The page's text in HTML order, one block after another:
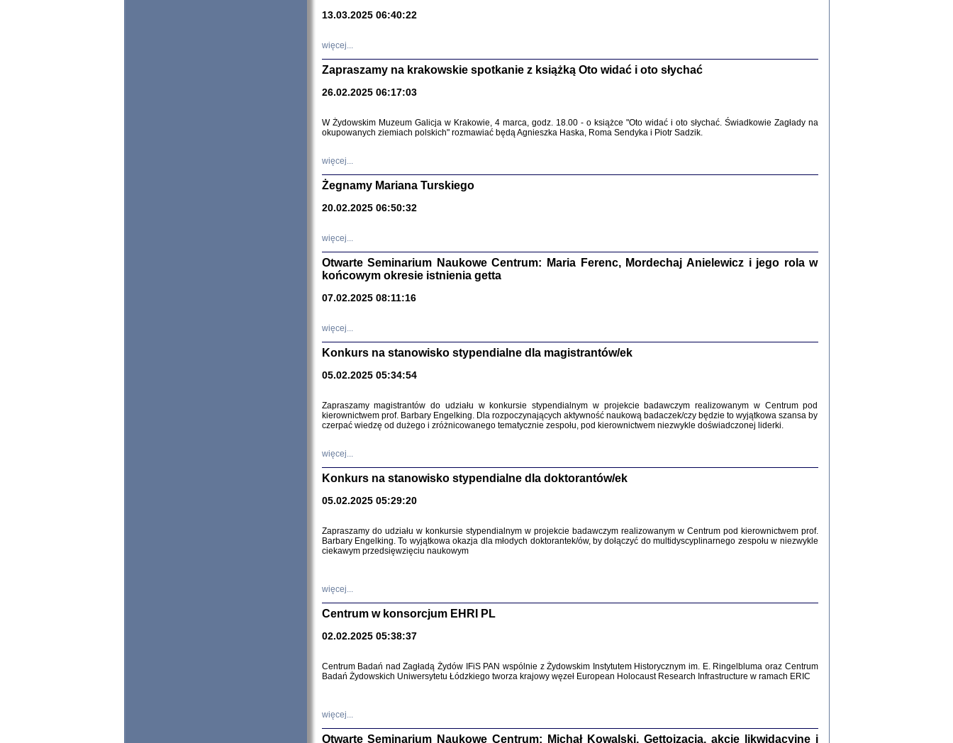
Warszawa 2017
Pisma Kopla i Mirki Piżyców o życiu w getcie i okupowanej
Warszawie
Warszawa 2016
SZCZĘŚCIE JEST POSIADAĆ DOM POD ZIEMIĄ ...
13.03.2025 06:40:22
więcej...
Zapraszamy na krakowskie spotkanie z książką Oto widać i oto słychać
26.02.2025 06:17:03
W Żydowskim Muzeum Galicja w Krakowie, 4 marca, godz. 18.00 - o książce "Oto widać i oto słychać. Świadkowie Zagłady na
okupowanych ziemiach polskich" rozmawiać będą Agnieszka Haska, Roma Sendyka i Piotr Sadzik.
więcej...
Żegnamy Mariana Turskiego
20.02.2025 06:50:32
więcej...
Otwarte Seminarium Naukowe Centrum: Maria Ferenc, Mordechaj Anielewicz i jego rola w
końcowym okresie istnienia getta
07.02.2025 08:11:16
więcej...
Konkurs na stanowisko stypendialne dla magistrantów/ek
05.02.2025 05:34:54
Zapraszamy magistrantów do udziału w konkursie stypendialnym w projekcie badawczym realizowanym w Centrum pod
kierownictwem prof. Barbary Engelking. Dla rozpoczynających aktywność naukową badaczek/czy będzie to wyjątkowa szansa by
czerpać wiedzę od dużego i zróżnicowanego tematycznie zespołu, pod kierownictwem niezwykle doświadczonej liderki.
więcej...
Konkurs na stanowisko stypendialne dla doktorantów/ek
05.02.2025 05:29:20
Zapraszamy do udziału w konkursie stypendialnym w projekcie badawczym realizowanym w Centrum pod kierownictwem prof.
Barbary Engelking. To wyjątkowa okazja dla młodych doktorantek/ów, by dołączyć do multidyscyplinarnego zespołu w niezwykle
ciekawym przedsięwzięciu naukowym
więcej...
Centrum w konsorcjum EHRI PL
02.02.2025 05:38:37
Centrum Badań nad Zagładą Żydów IFiS PAN wspólnie z Żydowskim Instytutem Historycznym im. E. Ringelbluma oraz Centrum
Badań Żydowskich Uniwersytetu Łódzkiego tworza krajowy węzeł European Holocaust Research Infrastructure w ramach ERIC
więcej...
Otwarte Seminarium Naukowe Centrum: Michał Kowalski, Gettoizacja, akcje likwidacyjne i